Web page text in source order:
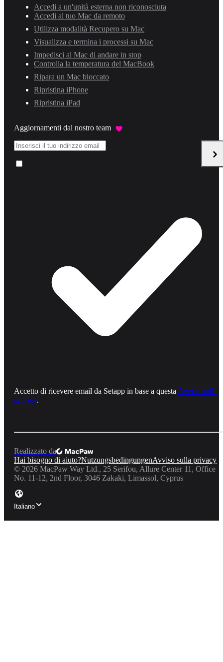
Accedi a un'unità esterna non riconosciuta
Accedi al tuo Mac da remoto
Utilizza modalità Recupero su Mac
Visualizza e termina i processi su Mac
Impedisci al Mac di andare in stop
Controlla la temperatura del MacBook
Ripara un Mac bloccato
Ripristina iPhone
Ripristina iPad
Aggiornamenti dal nostro team
Accetto di ricevere email da Setapp in base a questa Avviso sulla
privacy.
Realizzato da
Hai bisogno di aiuto?NutzungsbedingungenAvviso sulla privacy
© 2026 MacPaw Way Ltd., 25 Serifou, Allure Center 11, Office
No. 11-12, 2nd Floor, 3046 Zakaki, Limassol, Cyprus
Italiano